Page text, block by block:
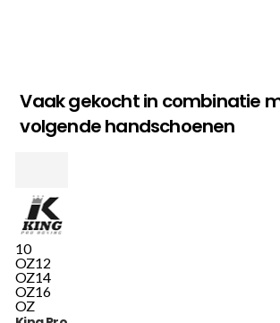
Vaak gekocht in combinatie
volgende handschoenen
10
OZ12
OZ14
OZ16
OZ